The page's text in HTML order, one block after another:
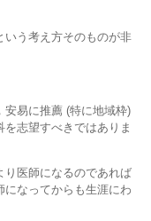
いう考え方そのものが非
安易に推薦 (特に地域枠)
志望すべきではありま
り医師になるのであれば
になってからも生涯にわ